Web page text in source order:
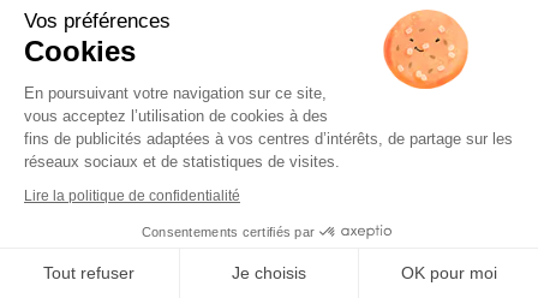
Vos préférences
Cookies
En poursuivant votre navigation sur ce site,
vous acceptez l’utilisation de cookies à des
fins de publicités adaptées à vos centres d’intérêts, de partage sur les
réseaux sociaux et de statistiques de visites.
Lire la politique de confidentialité
Consentements certifiés par
Tout refuser Je choisis OK pour moi
Acheter de l'or d'investissement
Épargne en or
4 raisons d'investir dans l'or
Pièces et lingots
Fiscalité de l'or
Avantages Or en Cash